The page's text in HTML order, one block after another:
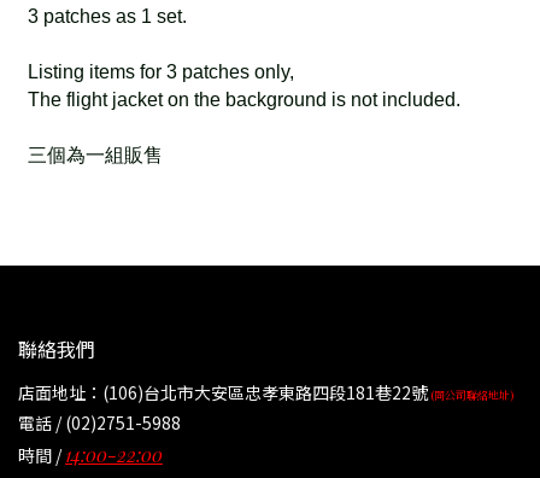
3 patches as 1 set.
Listing items for 3 patches only,
The flight jacket on the background is not included.
三個為一組販售
聯絡我們
店面地址：(106)台北市大安區忠孝東路四段181巷22號(同公司聯絡地址)
電話 / (02)2751-5988
時間 /14:00-22:00